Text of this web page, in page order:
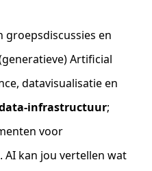
groepsdiscussies en
Artificial
datavisualisatie en
infrastructuur;
voor
AI kan jou vertellen wat